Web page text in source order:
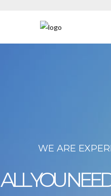
WE ARE
ALL YOU